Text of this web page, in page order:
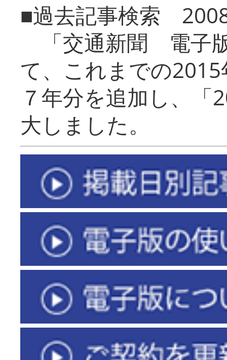
■過去記事検索
「交通新聞 電子
て、これまでの
７年分を追加し、「
大しまし